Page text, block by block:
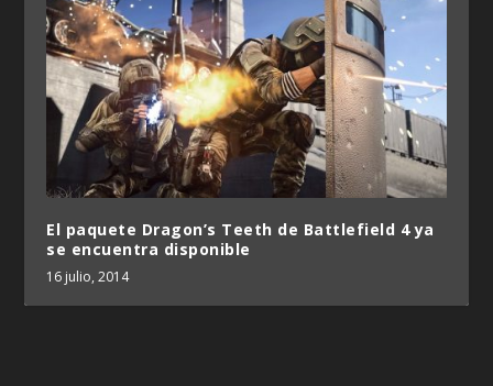
El paquete Dragon’s Teeth de Battlefield 4 ya
se encuentra disponible
16 julio, 2014